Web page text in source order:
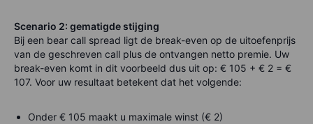
Scenario 2: gematigde stijging
Bij een bear call spread ligt de break-even op de uitoefenprijs
van de geschreven call plus de ontvangen netto premie. Uw
break-even komt in dit voorbeeld dus uit op: € 105 + € 2 = €
107. Voor uw resultaat betekent dat het volgende:
Onder € 105 maakt u maximale winst (€ 2)